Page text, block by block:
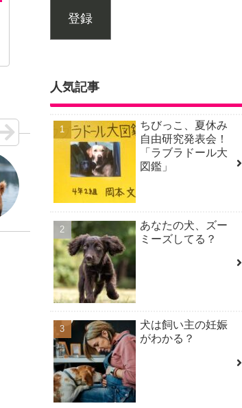
登録
人気記事
ちびっこ、夏休み
自由研究発表会！
「ラブラドール大
図鑑」
あなたの犬、ズー
ミーズしてる？
犬は飼い主の妊娠
がわかる？